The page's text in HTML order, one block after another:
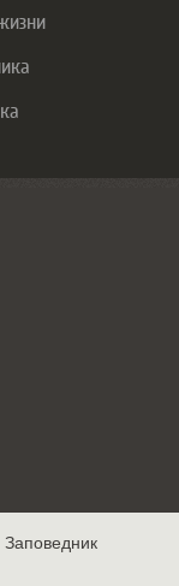
Заповедник